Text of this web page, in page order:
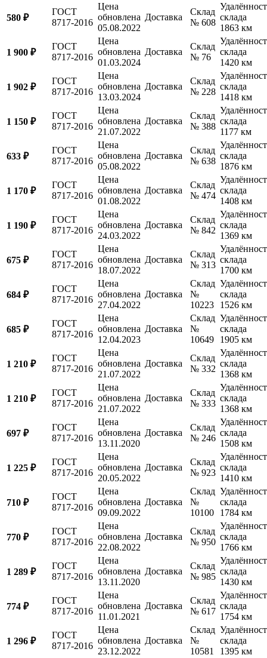
580 ₽
ГОСТ
8717-2016
Цена
обновлена
05.08.2022
Доставка
Склад
№ 608
склада
1863 км
1 900 ₽
ГОСТ
8717-2016
Цена
обновлена
01.03.2024
Доставка
Склад
№ 76
склада
1420 км
1 902 ₽
ГОСТ
8717-2016
Цена
обновлена
13.03.2024
Доставка
Склад
№ 228
склада
1418 км
1 150 ₽
ГОСТ
8717-2016
Цена
обновлена
21.07.2022
Доставка
Склад
№ 388
склада
1177 км
633 ₽
ГОСТ
8717-2016
Цена
обновлена
05.08.2022
Доставка
Склад
№ 638
склада
1876 км
1 170 ₽
ГОСТ
8717-2016
Цена
обновлена
01.08.2022
Доставка
Склад
№ 474
склада
1408 км
1 190 ₽
ГОСТ
8717-2016
Цена
обновлена
24.03.2022
Доставка
Склад
№ 842
склада
1369 км
675 ₽
ГОСТ
8717-2016
Цена
обновлена
18.07.2022
Доставка
Склад
№ 313
склада
1700 км
684 ₽
ГОСТ
8717-2016
Цена
обновлена
27.04.2022
Доставка
Склад
№
10223
склада
1526 км
685 ₽
ГОСТ
8717-2016
Цена
обновлена
12.04.2023
Доставка
Склад
№
10649
склада
1905 км
1 210 ₽
ГОСТ
8717-2016
Цена
обновлена
21.07.2022
Доставка
Склад
№ 332
склада
1368 км
1 210 ₽
ГОСТ
8717-2016
Цена
обновлена
21.07.2022
Доставка
Склад
№ 333
склада
1368 км
697 ₽
ГОСТ
8717-2016
Цена
обновлена
13.11.2020
Доставка
Склад
№ 246
склада
1508 км
1 225 ₽
ГОСТ
8717-2016
Цена
обновлена
20.05.2022
Доставка
Склад
№ 923
склада
1410 км
710 ₽
ГОСТ
8717-2016
Цена
обновлена
09.09.2022
Доставка
Склад
№
10100
склада
1784 км
770 ₽
ГОСТ
8717-2016
Цена
обновлена
22.08.2022
Доставка
Склад
№ 950
склада
1766 км
1 289 ₽
ГОСТ
8717-2016
Цена
обновлена
13.11.2020
Доставка
Склад
№ 985
склада
1430 км
774 ₽
ГОСТ
8717-2016
Цена
обновлена
11.01.2021
Доставка
Склад
№ 617
склада
1754 км
1 296 ₽
ГОСТ
8717-2016
Цена
обновлена
23.12.2022
Доставка
Склад
№
10581
склада
1395 км